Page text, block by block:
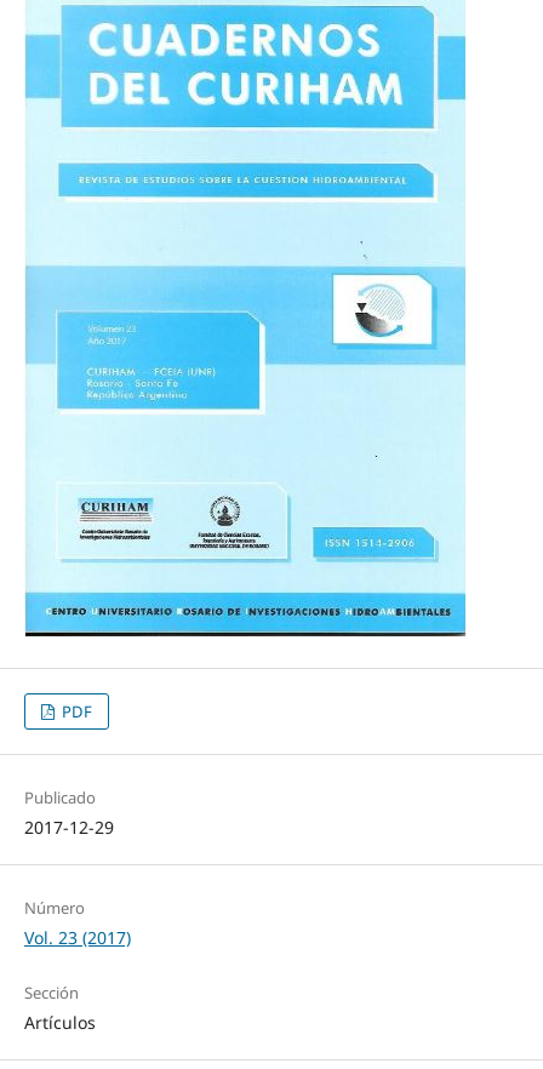
PDF
Publicado
2017-12-29
Número
Vol. 23 (2017)
Sección
Artículos